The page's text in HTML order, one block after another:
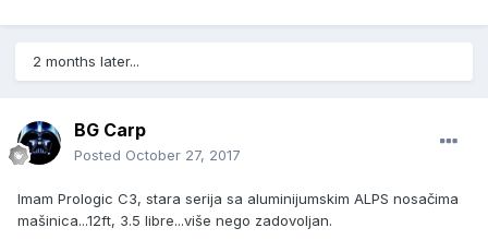
2 months later...
BG Carp
Posted October 27, 2017
Imam Prologic C3, stara serija sa aluminijumskim ALPS nosačima
mašinica...12ft, 3.5 libre...više nego zadovoljan.